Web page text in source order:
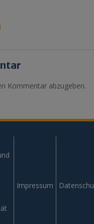
Kommentar abzugeben.
Impressum